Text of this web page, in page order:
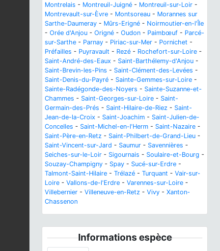
Montrelais - Montreuil-Juigné - Montreuil-sur-Loir -
Montrevault-sur-Èvre - Montsoreau - Morannes sur
Sarthe-Daumeray - Mûrs-Erigné - Noirmoutier-en-l'Île
- Orée d'Anjou - Origné - Oudon - Paimbœuf - Parcé-
sur-Sarthe - Parnay - Piriac-sur-Mer - Pornichet -
Préfailles - Puyravault - Rezé - Rochefort-sur-Loire -
Saint-André-des-Eaux - Saint-Barthélemy-d'Anjou -
Saint-Brevin-les-Pins - Saint-Clément-des-Levées -
Saint-Denis-du-Payré - Sainte-Gemmes-sur-Loire -
Sainte-Radégonde-des-Noyers - Sainte-Suzanne-et-
Chammes - Saint-Georges-sur-Loire - Saint-
Germain-des-Prés - Saint-Hilaire-de-Riez - Saint-
Jean-de-la-Croix - Saint-Joachim - Saint-Julien-de-
Concelles - Saint-Michel-en-l'Herm - Saint-Nazaire -
Saint-Père-en-Retz - Saint-Philbert-de-Grand-Lieu -
Saint-Vincent-sur-Jard - Saumur - Savennières -
Seiches-sur-le-Loir - Sigournais - Soulaire-et-Bourg -
Souzay-Champigny - Spay - Sucé-sur-Erdre -
Talmont-Saint-Hilaire - Trélazé - Turquant - Vair-sur-
Loire - Vallons-de-l'Erdre - Varennes-sur-Loire -
Villebernier - Villeneuve-en-Retz - Vivy - Xanton-
Chassenon
Informations espèce